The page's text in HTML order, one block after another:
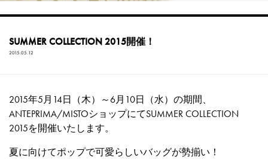
SUMMER COLLECTION 2015開催！
2015.05.12
2015年5月14日（木）～6月10日（水）の期間、
ANTEPRIMA/MISTOショップにてSUMMER COLLECTION
2015を開催いたします。
夏に向けてポップで可愛らしいバッグが勢揃い！